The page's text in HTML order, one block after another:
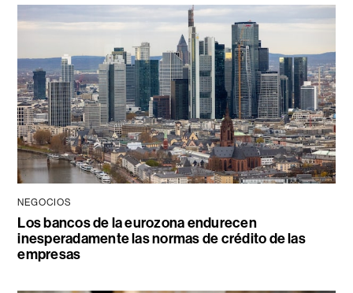
NEGOCIOS
Los bancos de la eurozona endurecen
inesperadamente las normas de crédito de las
empresas